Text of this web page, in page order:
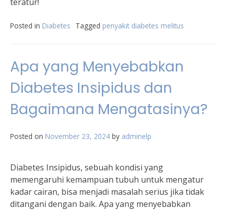
Posted in Diabetes Tagged penyakit diabetes melitus
Apa yang Menyebabkan
Diabetes Insipidus dan
Bagaimana Mengatasinya?
Posted on November 23, 2024 by adminelp
Diabetes Insipidus, sebuah kondisi yang
memengaruhi kemampuan tubuh untuk mengatur
kadar cairan, bisa menjadi masalah serius jika tidak
ditangani dengan baik. Apa yang menyebabkan